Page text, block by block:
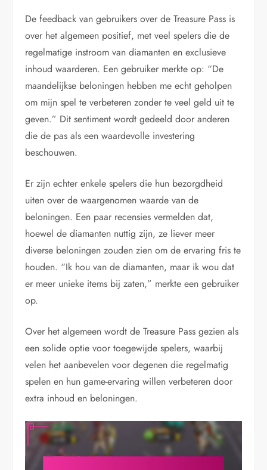
De feedback van gebruikers over de Treasure Pass is
over het algemeen positief, met veel spelers die de
regelmatige instroom van diamanten en exclusieve
inhoud waarderen. Een gebruiker merkte op: “De
maandelijkse beloningen hebben me echt geholpen
om mijn spel te verbeteren zonder te veel geld uit te
geven.” Dit sentiment wordt gedeeld door anderen
die de pas als een waardevolle investering
beschouwen.
Er zijn echter enkele spelers die hun bezorgdheid
uiten over de waargenomen waarde van de
beloningen. Een paar recensies vermelden dat,
hoewel de diamanten nuttig zijn, ze liever meer
diverse beloningen zouden zien om de ervaring fris te
houden. “Ik hou van de diamanten, maar ik wou dat
er meer unieke items bij zaten,” merkte een gebruiker
op.
Over het algemeen wordt de Treasure Pass gezien als
een solide optie voor toegewijde spelers, waarbij
velen het aanbevelen voor degenen die regelmatig
spelen en hun game-ervaring willen verbeteren door
extra inhoud en beloningen.